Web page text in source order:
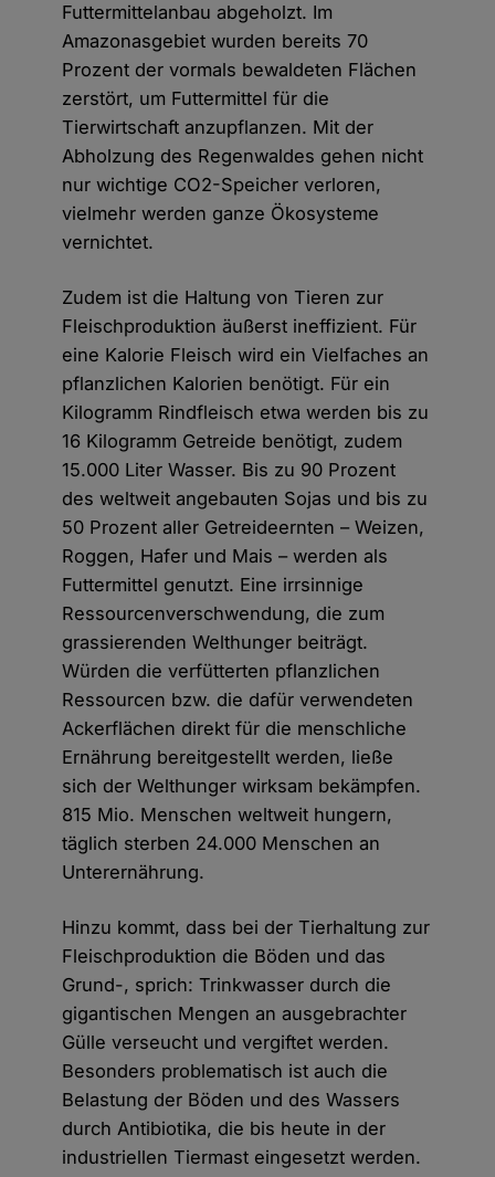
Futtermittelanbau abgeholzt. Im
Amazonasgebiet wurden bereits 70
Prozent der vormals bewaldeten Flächen
zerstört, um Futtermittel für die
Tierwirtschaft anzupflanzen. Mit der
Abholzung des Regenwaldes gehen nicht
nur wichtige CO2-Speicher verloren,
vielmehr werden ganze Ökosysteme
vernichtet.
Zudem ist die Haltung von Tieren zur
Fleischproduktion äußerst ineffizient. Für
eine Kalorie Fleisch wird ein Vielfaches an
pflanzlichen Kalorien benötigt. Für ein
Kilogramm Rindfleisch etwa werden bis zu
16 Kilogramm Getreide benötigt, zudem
15.000 Liter Wasser. Bis zu 90 Prozent
des weltweit angebauten Sojas und bis zu
50 Prozent aller Getreideernten – Weizen,
Roggen, Hafer und Mais – werden als
Futtermittel genutzt. Eine irrsinnige
Ressourcenverschwendung, die zum
grassierenden Welthunger beiträgt.
Würden die verfütterten pflanzlichen
Ressourcen bzw. die dafür verwendeten
Ackerflächen direkt für die menschliche
Ernährung bereitgestellt werden, ließe
sich der Welthunger wirksam bekämpfen.
815 Mio. Menschen weltweit hungern,
täglich sterben 24.000 Menschen an
Unterernährung.
Hinzu kommt, dass bei der Tierhaltung zur
Fleischproduktion die Böden und das
Grund-, sprich: Trinkwasser durch die
gigantischen Mengen an ausgebrachter
Gülle verseucht und vergiftet werden.
Besonders problematisch ist auch die
Belastung der Böden und des Wassers
durch Antibiotika, die bis heute in der
industriellen Tiermast eingesetzt werden.